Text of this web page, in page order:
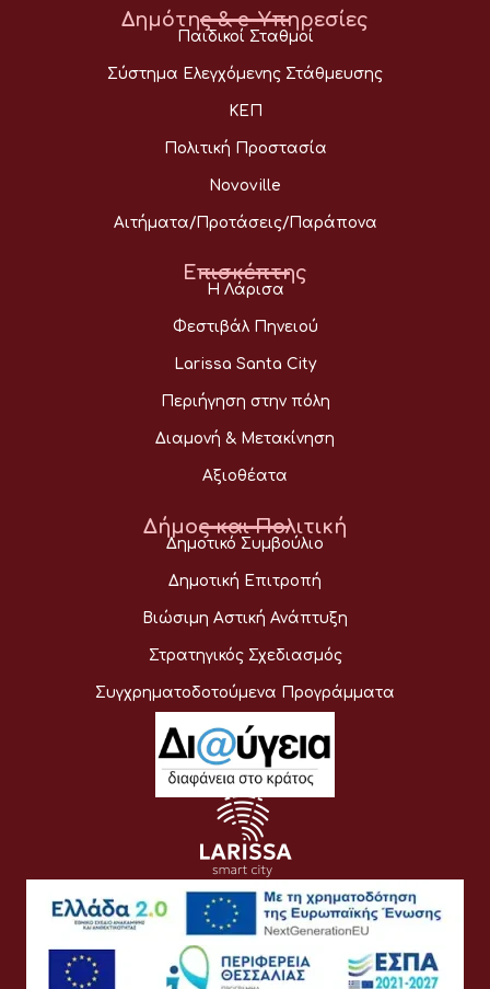
Δημότης & e-Υπηρεσίες
Παιδικοί Σταθμοί
Σύστημα Ελεγχόμενης Στάθμευσης
ΚΕΠ
Πολιτική Προστασία
Novoville
Αιτήματα/Προτάσεις/Παράπονα
Επισκέπτης
Η Λάρισα
Φεστιβάλ Πηνειού
Larissa Santa City
Περιήγηση στην πόλη
Διαμονή & Μετακίνηση
Αξιοθέατα
Δήμος και Πολιτική
Δημοτικό Συμβούλιο
Δημοτική Επιτροπή
Βιώσιμη Αστική Ανάπτυξη
Στρατηγικός Σχεδιασμός
Συγχρηματοδοτούμενα Προγράμματα